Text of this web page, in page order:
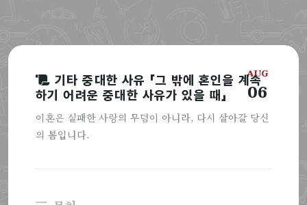
AUG
06
기타 중대한 사유 「그 밖에 혼인을 계속
하기 어려운 중대한 사유가 있을 때」
이혼은 실패한 사랑의 무덤이 아니라, 다시 살아갈 당신
의 봄입니다.